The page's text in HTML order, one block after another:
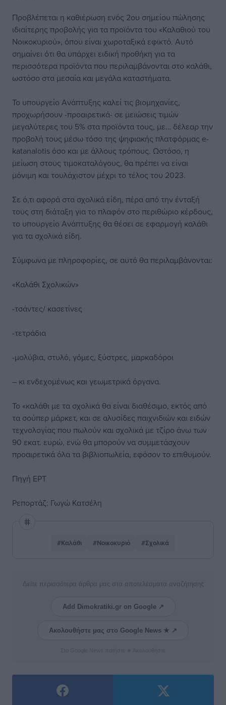
Προβλέπεται η καθιέρωση ενός 2ου σημείου πώλησης
ιδιαίτερης προβολής για τα προϊόντα του «Καλαθιού του
Νοικοκυριού», όπου είναι χωροταξικά εφικτό. Αυτό
σημαίνει ότι θα υπάρχει ειδική προθήκη για τα
περισσότερα προϊόντα που περιλαμβάνονται στο καλάθι,
ωστόσο στα μεσαία και μεγάλα καταστήματα.
Το υπουργείο Ανάπτυξης καλεί τις βιομηχανίες,
προχωρήσουν -προαιρετικά- σε μειώσεις τιμών
μεγαλύτερες του 5% στα προϊόντα τους, με… δέλεαρ την
προβολή τους μέσω τόσο της ψηφιακής πλατφόρμας e-
katanalotis όσο και με άλλους τρόπους. Ωστόσο, η
μείωση στους τιμοκαταλόγους, θα πρέπει να είναι
μόνιμη και τουλάχιστον μέχρι το τέλος του 2023.
Σε ό,τι αφορά στα σχολικά είδη, πέρα από την ένταξή
τους στη διάταξη για το πλαφόν στο περιθώριο κέρδους,
το υπουργείο Ανάπτυξης θα θέσει σε εφαρμογή καλάθι
για τα σχολικά είδη.
Σύμφωνα με πληροφορίες, σε αυτό θα περιλαμβάνονται:
«Καλάθι Σχολικών»
-τσάντες/ κασετίνες
-τετράδια
-μολύβια, στυλό, γόμες, ξύστρες, μαρκαδόροι
– κι ενδεχομένως και γεωμετρικά όργανα.
Το «καλάθι με τα σχολικά θα είναι διαθέσιμο, εκτός από
τα σούπερ μάρκετ, και σε αλυσίδες παιχνιδιών και ειδών
τεχνολογίας που πωλούν και σχολικά με τζίρο άνω των
90 εκατ. ευρώ, ενώ θα μπορούν να συμμετάσχουν
προαιρετικά όλα τα βιβλιοπωλεία, εφόσον το επιθυμούν.
Πηγή ΕΡΤ
Ρεπορτάζ: Γωγώ Κατσέλη
#Καλάθι #Νοικοκυριό #Σχολικά
Δείτε περισσότερα άρθρα μας στα αποτελέσματα αναζήτησης
Add Dimokratiki.gr on Google ↗
Ακολουθήστε μας στο Google News ★ ↗